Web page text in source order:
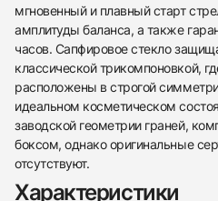
мгновенный и плавный старт
амплитуды баланса, а также
часов. Сапфировое стекло
классической трикомпоновкой,
расположены в строгой
идеальном косметическом
заводской геометрии граней,
боксом, однако оригинальные
отсутствуют.
Характеристики